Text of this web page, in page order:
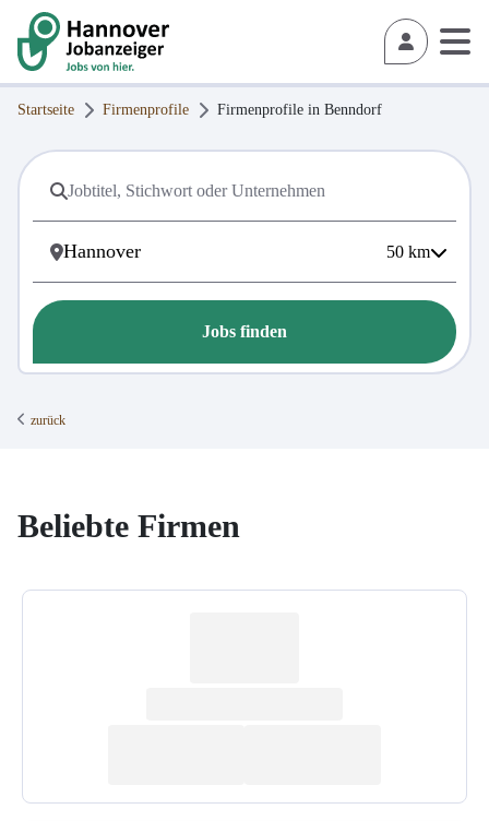
Startseite Firmenprofile Firmenprofile in Benndorf
50 km
Jobs finden
zurück
Beliebte Firmen